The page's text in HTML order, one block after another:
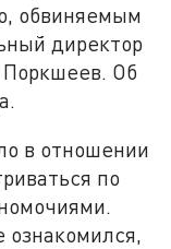
обвиняемым
директор
Об
в отношении
по